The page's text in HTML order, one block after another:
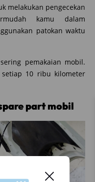
melakukan pengecekan
kamu dalam
patokan waktu
pemakaian mobil.
setiap 10 ribu kilometer
part mobil